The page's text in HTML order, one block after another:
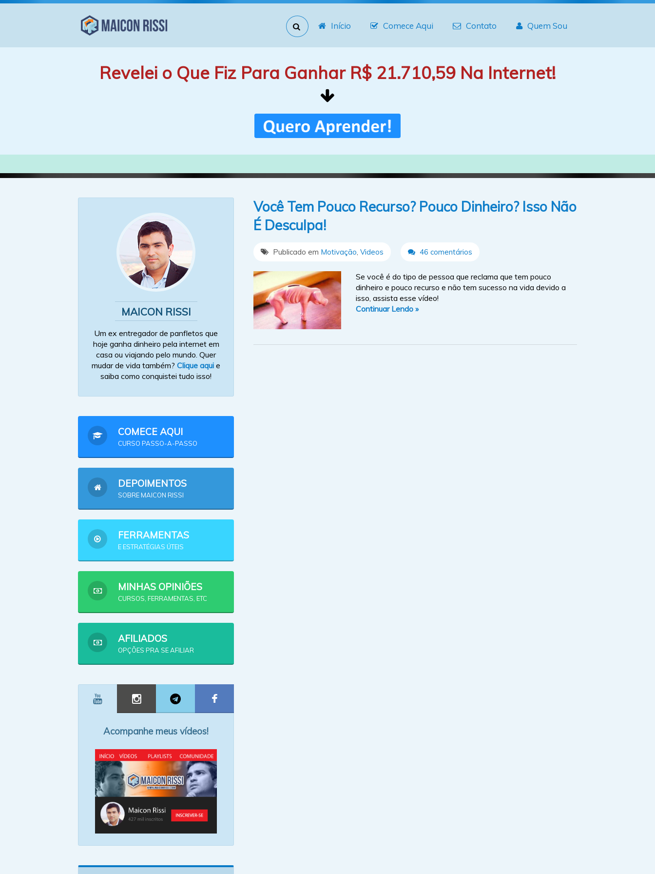
Início Comece Aqui Contato Quem Sou
Revelei o Que Fiz Para Ganhar R$ 21.710,59 Na Internet!
Você Tem Pouco Recurso? Pouco Dinheiro? Isso Não
É Desculpa!
Publicado em Motivação Videos 46 comentários
Se você é do tipo de pessoa que reclama que tem pouco
dinheiro e pouco recurso e não tem sucesso na vida devido a
isso, assista esse vídeo!
Continuar Lendo »
MAICON RISSI
Um ex entregador de panfletos que
hoje ganha dinheiro pela internet em
casa ou viajando pelo mundo. Quer
mudar de vida também? Clique aqui e
saiba como conquistei tudo isso!
COMECE AQUI
CURSO PASSO-A-PASSO
DEPOIMENTOS
SOBRE MAICON RISSI
FERRAMENTAS
E ESTRATÉGIAS ÚTEIS
MINHAS OPINIÕES
CURSOS, FERRAMENTAS, ETC
AFILIADOS
OPÇÕES PRA SE AFILIAR
Acompanhe meus vídeos!